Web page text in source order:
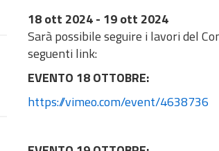
18 ott 2024 - 19 ott 2024
Sarà possibile seguire i lavori del
seguenti link:
EVENTO 18 OTTOBRE:
https://vimeo.com/event/4638736